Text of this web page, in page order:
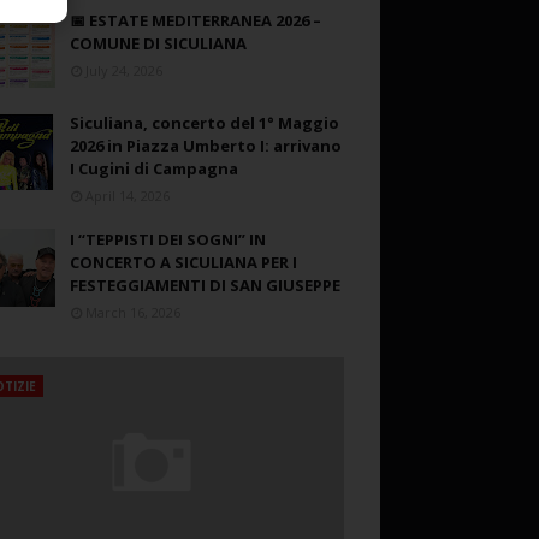
📅 ESTATE MEDITERRANEA 2026 –
COMUNE DI SICULIANA
Siculiana, concerto del 1° Maggio
2026 in Piazza Umberto I: arrivano
I Cugini di Campagna
I “TEPPISTI DEI SOGNI” IN
CONCERTO A SICULIANA PER I
FESTEGGIAMENTI DI SAN GIUSEPPE